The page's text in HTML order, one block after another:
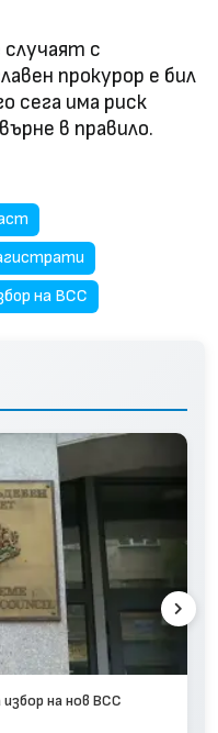
с
прокурор е бил
сега има риск
в правило.
на ВСС
на нов ВСС